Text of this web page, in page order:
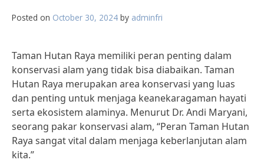
Posted on October 30, 2024 by adminfri
Taman Hutan Raya memiliki peran penting dalam
konservasi alam yang tidak bisa diabaikan. Taman
Hutan Raya merupakan area konservasi yang luas
dan penting untuk menjaga keanekaragaman hayati
serta ekosistem alaminya. Menurut Dr. Andi Maryani,
seorang pakar konservasi alam, “Peran Taman Hutan
Raya sangat vital dalam menjaga keberlanjutan alam
kita.”